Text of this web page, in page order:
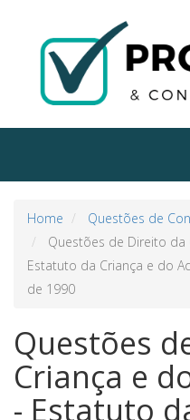
Home
Questões de
Questões de Direito da
Estatuto da Criança e do
de 1990
Questões
Criança e
- Estatuto